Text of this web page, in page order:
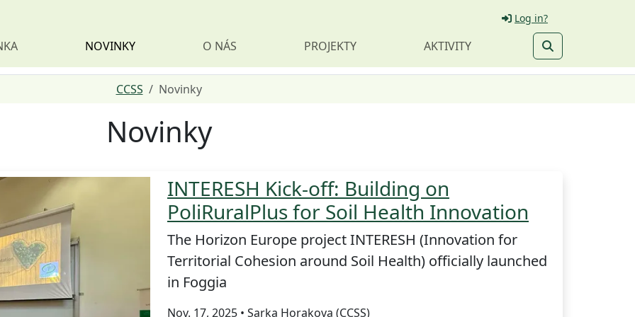
Log in?
NOVINKY O NÁS PROJEKTY AKTIVITY
CCSS Novinky
Novinky
INTERESH Kick-off: Building on
PoliRuralPlus for Soil Health Innovation
The Horizon Europe project INTERESH (Innovation for
Territorial Cohesion around Soil Health) officially launched
in Foggia
Nov. 17, 2025 • Sarka Horakova (CCSS)